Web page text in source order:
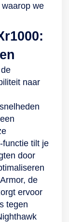
we
naar
functie tilt je
door
de
ervoor
tegen